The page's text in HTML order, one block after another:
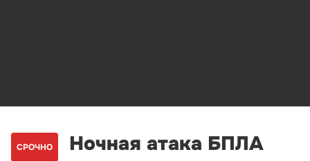
СРОЧНО
Ночная атака БПЛА